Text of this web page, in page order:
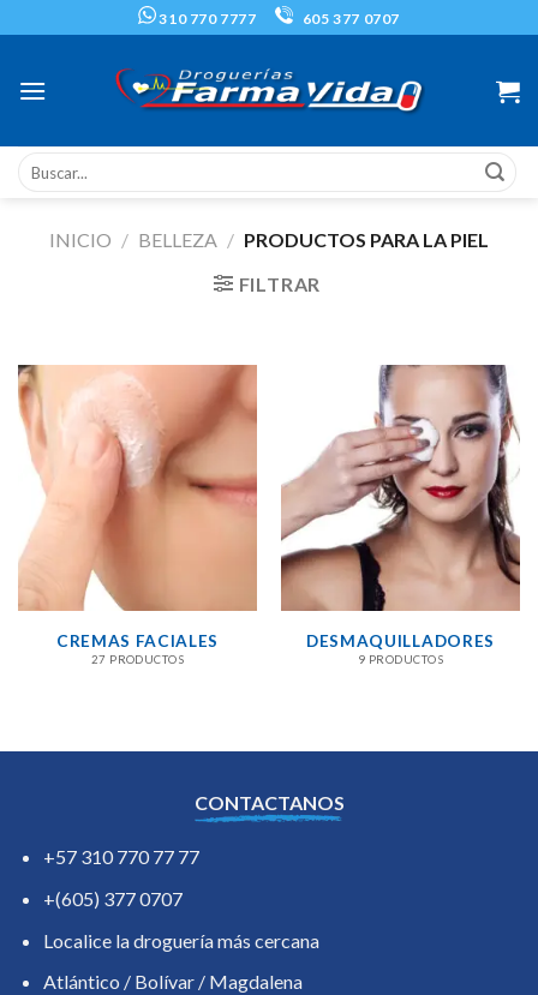
310 770 7777 605 377 0707
Buscar
INICIO / BELLEZA / PRODUCTOS PARA LA PIEL
FILTRAR
CREMAS FACIALES
27 PRODUCTOS
DESMAQUILLADORES
9 PRODUCTOS
CONTACTANOS
+57 310 770 77 77
+(605) 377 0707
Localice la droguería más cercana
Atlántico / Bolívar / Magdalena